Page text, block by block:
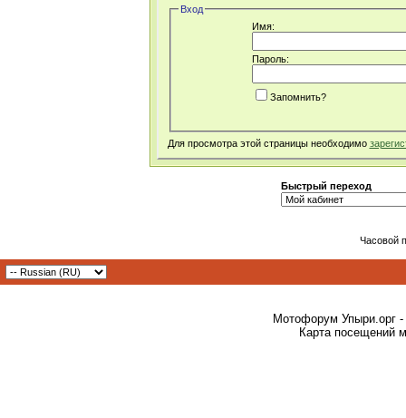
Вход
Имя:
Пароль:
Запомнить?
Для просмотра этой страницы необходимо
Быстрый переход
Часовой
Мотофорум Упыри.орг -
Карта посещений